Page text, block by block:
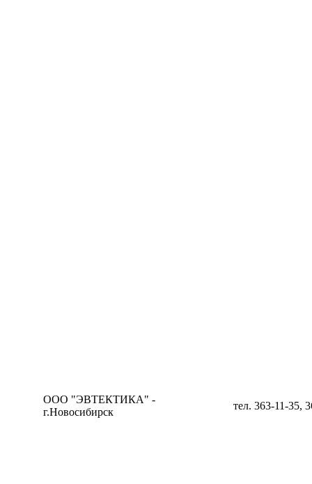
ООО "ЭВТЕКТИКА" -
г.Новосибирск
тел. 363-11-35,